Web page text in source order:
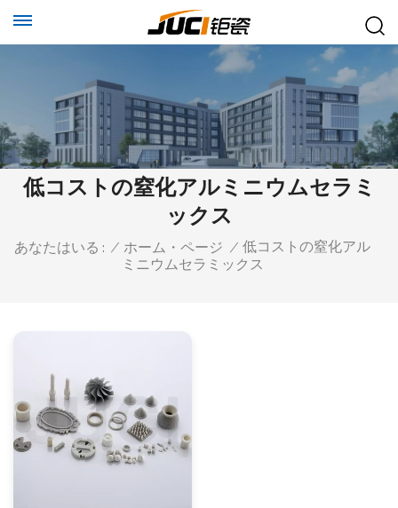
低コストの窒化アルミニウムセラミ
ックス
あなたはいる : / ホーム・ページ / 低コストの窒化アル
ミニウムセラミックス